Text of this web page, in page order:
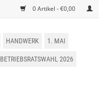
0 Artikel - €0,00
HANDWERK 1. MAI
BETRIEBSRATSWAHL 2026